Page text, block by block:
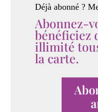
Déjà abonné ?
Abonnez-
bénéficiez
illimité
la carte.